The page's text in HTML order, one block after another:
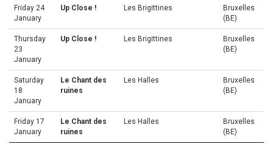
Friday 24
January
Up Close ! Les Brigittines
Bruxelles
(BE)
Thursday
23
January
Up Close ! Les Brigittines
Bruxelles
(BE)
Saturday
18
January
Le Chant des
ruines
Les Halles
Bruxelles
(BE)
Friday 17
January
Le Chant des
ruines
Les Halles
Bruxelles
(BE)